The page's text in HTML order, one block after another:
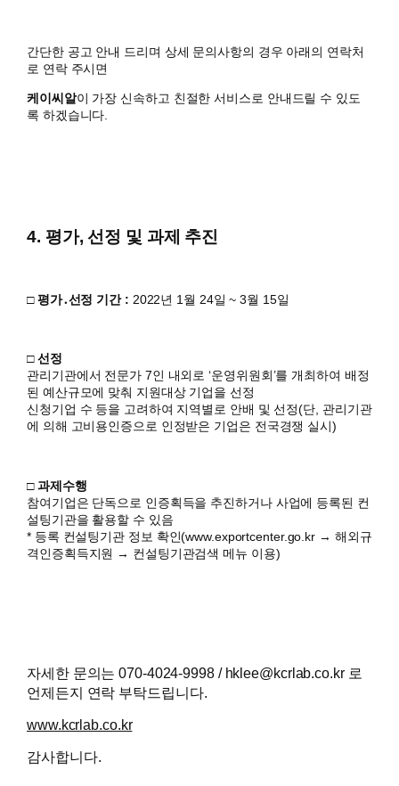
간단한 공고 안내 드리며 상세 문의사항의 경우 아래의 연락처
로 연락 주시면
케이씨알이 가장 신속하고 친절한 서비스로 안내드릴 수 있도
록 하겠습니다.
4. 평가, 선정 및 과제 추진
□ 평가․선정 기간 : 2022년 1월 24일 ~ 3월 15일
□ 선정
관리기관에서 전문가 7인 내외로 ‘운영위원회’를 개최하여 배정
된 예산규모에 맞춰 지원대상 기업을 선정
신청기업 수 등을 고려하여 지역별로 안배 및 선정(단, 관리기관
에 의해 고비용인증으로 인정받은 기업은 전국경쟁 실시)
□ 과제수행
참여기업은 단독으로 인증획득을 추진하거나 사업에 등록된 컨
설팅기관을 활용할 수 있음
* 등록 컨설팅기관 정보 확인(www.exportcenter.go.kr → 해외규
격인증획득지원 → 컨설팅기관검색 메뉴 이용)
자세한 문의는 070-4024-9998 / hklee@kcrlab.co.kr 로
언제든지 연락 부탁드립니다.
www.kcrlab.co.kr
감사합니다.